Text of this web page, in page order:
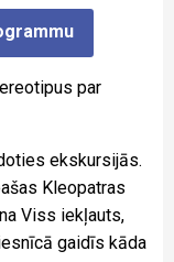
par
ekskursijās.
Kleopatras
Viss iekļauts,
gaidīs kāda